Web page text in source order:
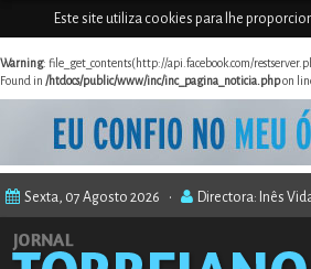
Este site utiliza cookies para lhe
Warning: file_get_contents(http://api.facebook.com/
Found in /htdocs/public/www/inc/inc_pagina_noticia.phpon
Sexta, 07 Agosto 2026 • Directora: Inês